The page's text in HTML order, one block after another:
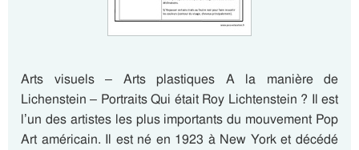
Arts visuels – Arts plastiques A la manière de
Lichenstein – Portraits Qui était Roy Lichtenstein ? Il est
l’un des artistes les plus importants du mouvement Pop
Art américain. Il est né en 1923 à New York et décédé